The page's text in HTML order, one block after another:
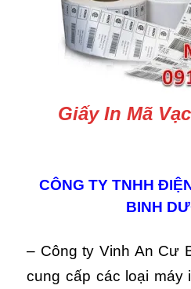
Giấy In Mã
CÔNG TY TNHH
BINH
– Công ty Vinh An Cư
cung cấp các loại máy